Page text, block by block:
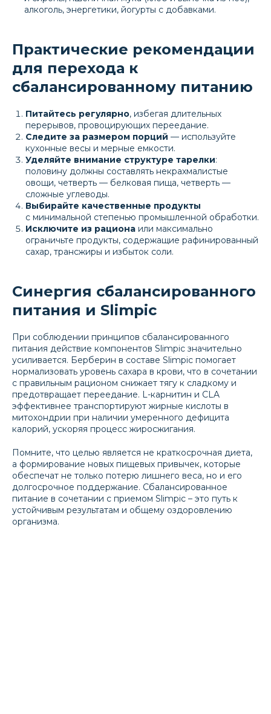
алкоголь, энергетики, йогурты с добавками.
Практические рекомендации
для перехода к
сбалансированному питанию
Питайтесь регулярно, избегая длительных
перерывов, провоцирующих переедание.
Следите за размером порций — используйте
кухонные весы и мерные емкости.
Уделяйте внимание структуре тарелки:
половину должны составлять некрахмалистые
овощи, четверть — белковая пища, четверть —
сложные углеводы.
Выбирайте качественные продукты
с минимальной степенью промышленной обработки.
Исключите из рациона или максимально
ограничьте продукты, содержащие рафинированный
сахар, трансжиры и избыток соли.
Синергия сбалансированного
питания и Slimpic
При соблюдении принципов сбалансированного
питания действие компонентов Slimpic значительно
усиливается. Берберин в составе Slimpic помогает
нормализовать уровень сахара в крови, что в сочетании
с правильным рационом снижает тягу к сладкому и
предотвращает переедание. L-карнитин и CLA
эффективнее транспортируют жирные кислоты в
митохондрии при наличии умеренного дефицита
калорий, ускоряя процесс жиросжигания.
Помните, что целью является не краткосрочная диета,
а формирование новых пищевых привычек, которые
обеспечат не только потерю лишнего веса, но и его
долгосрочное поддержание. Сбалансированное
питание в сочетании с приемом Slimpic – это путь к
устойчивым результатам и общему оздоровлению
организма.
Преимущества
Состав
МЕНЮ